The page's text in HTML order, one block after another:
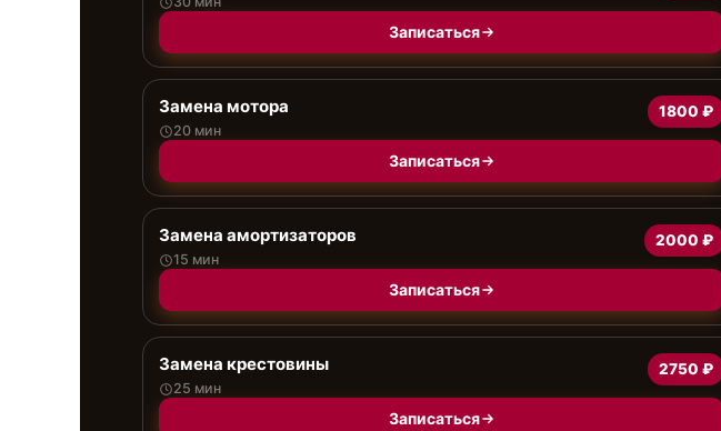
Записаться
Замена мотора
20 мин
1800 ₽
Записаться
Замена амортизаторов
15 мин
2000 ₽
Записаться
Замена крестовины
25 мин
2750 ₽
Записаться